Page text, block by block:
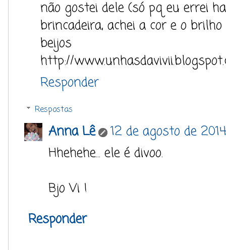
não gostei dele (só pq eu errei
brincadeira, achei a cor e o
beijos
http://
Responder
Respostas
Anna Lê
12 de agosto de
Hhehehe... ele é divoo.
Bjo Vi !
Responder